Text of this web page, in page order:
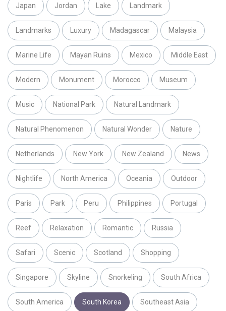
Japan Jordan Lake Landmark
Landmarks Luxury Madagascar Malaysia
Marine Life Mayan Ruins Mexico Middle East
Modern Monument Morocco Museum
Music National Park Natural Landmark
Natural Phenomenon Natural Wonder Nature
Netherlands New York New Zealand News
Nightlife North America Oceania Outdoor
Paris Park Peru Philippines Portugal
Reef Relaxation Romantic Russia
Safari Scenic Scotland Shopping
Singapore Skyline Snorkeling South Africa
South America South Korea Southeast Asia